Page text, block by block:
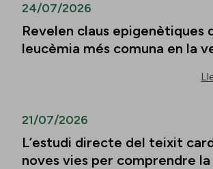
24/07/2026
Revelen claus epigenètiques
leucèmia més comuna en la
21/07/2026
L’estudi directe del teixit
noves vies per comprendre la